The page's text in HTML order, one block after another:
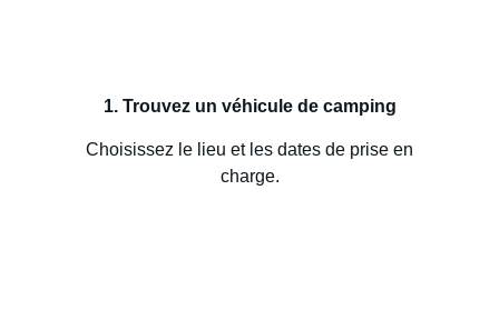
1. Trouvez un véhicule de camping
Choisissez le lieu et les dates de prise en
charge.